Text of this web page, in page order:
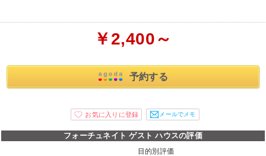
￥2,400～
予約する
メールでメモ
フォーチュネイト ゲスト ハウスの評価
目的別評価